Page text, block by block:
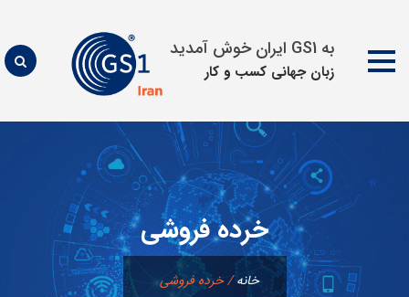
به GS1 ایران خوش آمدید
زبان جهانی كسب و كار
محتوا
خرده فروشی
خانه/خرده فروشی